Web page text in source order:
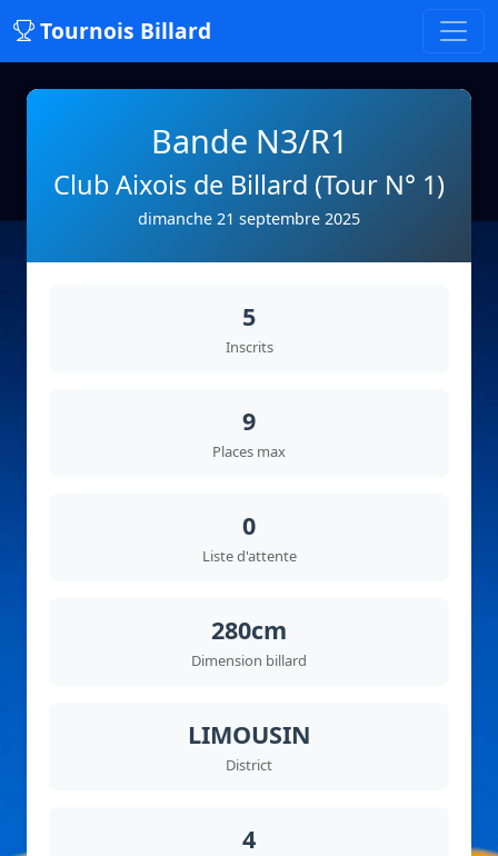
Tournois Billard
Bande N3/R1
Club Aixois de Billard (Tour N° 1)
dimanche 21 septembre 2025
5
Inscrits
9
Places max
0
Liste d'attente
280cm
Dimension billard
LIMOUSIN
District
4